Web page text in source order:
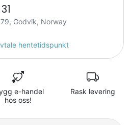
Godvik, Norway
hentetidspunkt
e-handel
hos oss!
Rask levering